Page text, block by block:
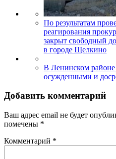
По результатам
реагирования
закрыт свободный
в городе Щелкино
В Ленинском районе
осужденными и
Добавить комментарий
Ваш адрес email не будет
помечены *
Комментарий *